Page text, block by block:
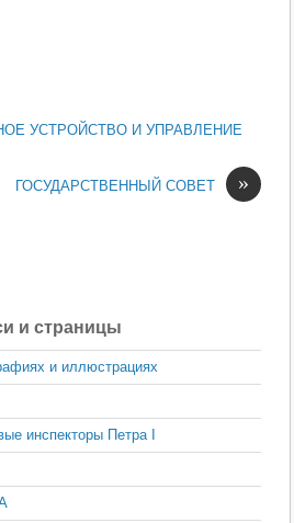
УСТРОЙСТВО И УПРАВЛЕНИЕ
»
ГОСУДАРСТВЕННЫЙ СОВЕТ
и страницы
и иллюстрациях
инспекторы Петра I